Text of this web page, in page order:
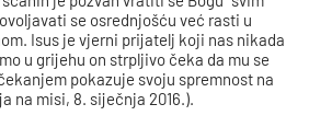
se osrednjošću već rasti u
Isus je vjerni prijatelj koji nas nikada
u grijehu on strpljivo čeka da mu se
pokazuje svoju spremnost na
na misi, 8. siječnja 2016.).